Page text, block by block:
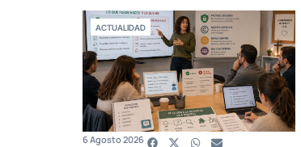
ACTUALIDAD
6 Agosto 2026